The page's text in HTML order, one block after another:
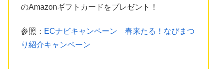
のAmazonギフトカードをプレゼント！
参照： ECナビキャンペーン 春来たる！なびまつ
り紹介キャンペーン